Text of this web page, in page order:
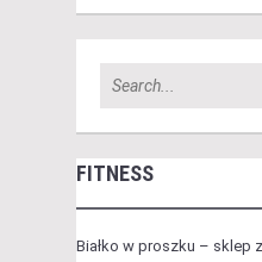
FITNESS
Białko w proszku – sklep